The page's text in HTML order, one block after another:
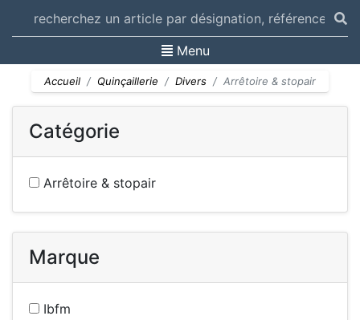
Toggle navigation
Menu
Accueil Quinçaillerie Divers Arrêtoire & stopair
Catégorie
Arrêtoire & stopair
Marque
Ibfm